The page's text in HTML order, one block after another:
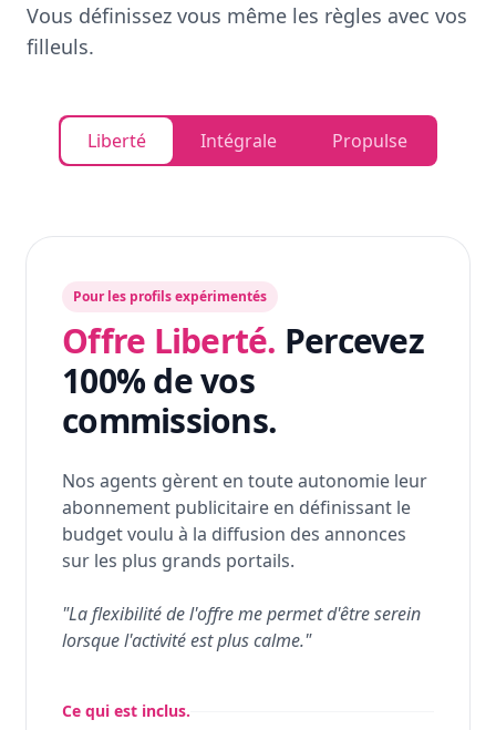
Vous définissez vous même les règles avec vos
filleuls.
Liberté Intégrale Propulse
Pour les profils expérimentés
Offre Liberté. Percevez
100% de vos
commissions.
Nos agents gèrent en toute autonomie leur
abonnement publicitaire en définissant le
budget voulu à la diffusion des annonces
sur les plus grands portails.
"La flexibilité de l'offre me permet d'être serein
lorsque l'activité est plus calme."
Ce qui est inclus.